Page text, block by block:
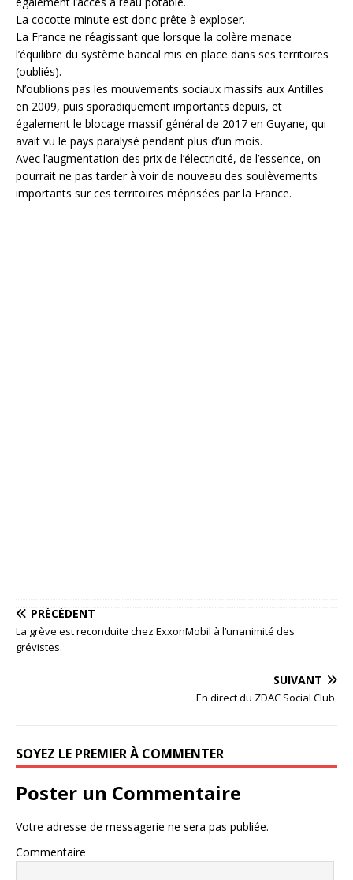
La cocotte minute est donc prête à exploser.
La France ne réagissant que lorsque la colère menace
l’équilibre du système bancal mis en place dans ses territoires
(oubliés).
N’oublions pas les mouvements sociaux massifs aux Antilles
en 2009, puis sporadiquement importants depuis, et
également le blocage massif général de 2017 en Guyane, qui
avait vu le pays paralysé pendant plus d’un mois.
Avec l’augmentation des prix de l’électricité, de l’essence, on
pourrait ne pas tarder à voir de nouveau des soulèvements
importants sur ces territoires méprisées par la France.
PRÉCÉDENT
La grève est reconduite chez ExxonMobil à l’unanimité des
grévistes.
SUIVANT
En direct du ZDAC Social Club.
SOYEZ LE PREMIER À COMMENTER
Poster un Commentaire
Votre adresse de messagerie ne sera pas publiée.
Commentaire